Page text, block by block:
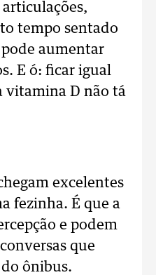
articulações,
tempo sentado
pode aumentar
E ó: ficar igual
vitamina D não tá
excelentes
fezinha. É que a
e podem
que
ônibus.